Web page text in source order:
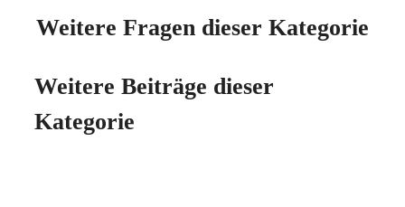
Weitere Fragen dieser Kategorie
Weitere Beiträge dieser
Kategorie